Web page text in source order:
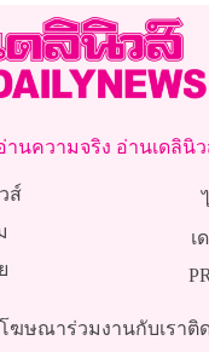
านความจริง อ่านเดลินิ
ส์
เ
ฆษณาร่วมงานกับเราติ